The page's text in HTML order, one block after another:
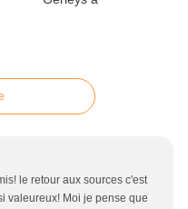
le retour aux sources c'est
valeureux! Moi je pense que